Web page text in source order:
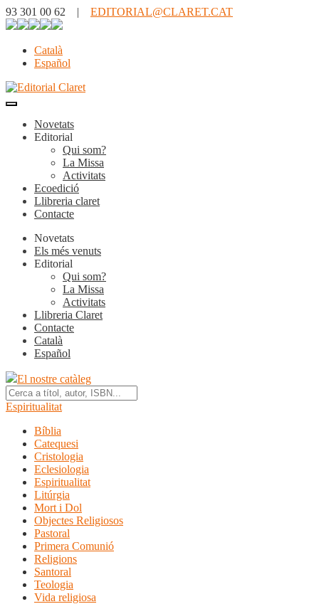
93 301 00 62 | EDITORIAL@CLARET.CAT
Català
Español
Novetats
Editorial
Qui som?
La Missa
Activitats
Ecoedició
Llibreria claret
Contacte
Novetats
Els més venuts
Editorial
Qui som?
La Missa
Activitats
Llibreria Claret
Contacte
Català
Español
El nostre catàleg
Espiritualitat
Bíblia
Catequesi
Cristologia
Eclesiologia
Espiritualitat
Litúrgia
Mort i Dol
Objectes Religiosos
Pastoral
Primera Comunió
Religions
Santoral
Teologia
Vida religiosa